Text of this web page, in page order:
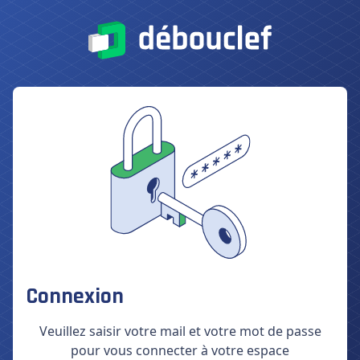
Connexion
Veuillez saisir votre mail et votre mot de passe
pour vous connecter à votre espace